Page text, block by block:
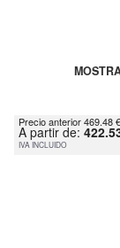
Precio anterior 469.48 €
A partir de:
IVA INCLUIDO